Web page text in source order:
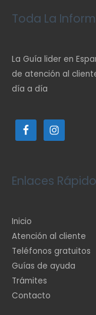
Toda La
La Guía lider en
de atención al
día a día
Enlaces
Inicio
Atención al cliente
Teléfonos gratuitos
Guías de ayuda
Trámites
Contacto